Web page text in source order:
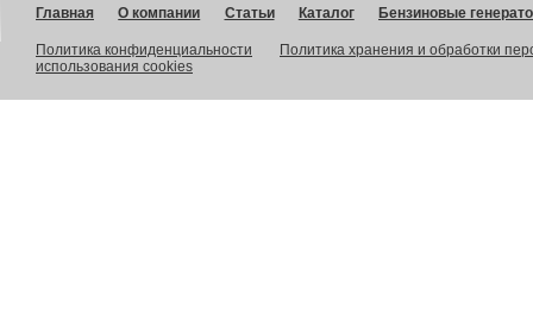
Главная О компании Статьи Каталог Бензиновые
Политика конфиденциальности
Политика хранения и обработки
использования cookies